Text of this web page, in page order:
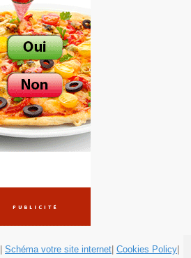
Schéma votre site internet Cookies Policy